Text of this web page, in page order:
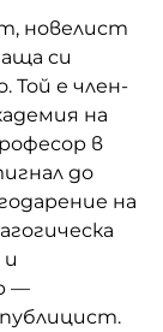
новелист
си
Той е член-
на
в
до
на
—